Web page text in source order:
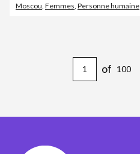
Moscou Femmes Personne humaine
of 100